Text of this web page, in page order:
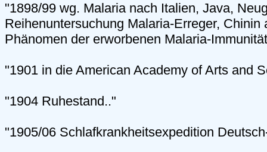
"1898/99 wg. Malaria nach Italien, Java,
Reihenuntersuchung Malaria-Erreger, Chinin
Phänomen der erworbenen Malaria-
"1901 in die American Academy of Arts and
"1904 Ruhestand.."
"1905/06 Schlafkrankheitsexpedition